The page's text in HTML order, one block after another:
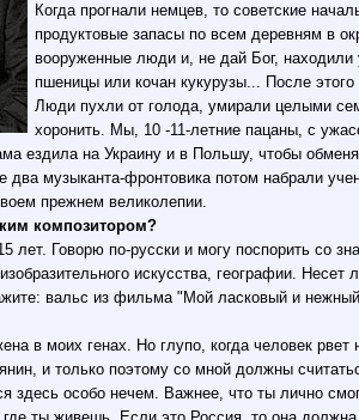
Когда прогнали немцев, то советские
продуктовые запасы по всем деревням в
вооруженные люди и, не дай Бог, находили
пшеницы или кочан кукурузы... После
Люди пухли от голода, умирали целыми
хоронить. Мы, 10 -11-летние пацаны, с
ездила на Украину и в Польшу, чтобы
музыканта-фронтовика потом набрали
прежнем великолепии.
композитором?
лет. Говорю по-русски и могу поспорить со
искусства, географии. Несет
вальс из фильма "Мой ласковый и
в моих генах. Но глупо, когда человек рвет
и только поэтому со мной должны
здесь особо нечем. Важнее, что ты лично